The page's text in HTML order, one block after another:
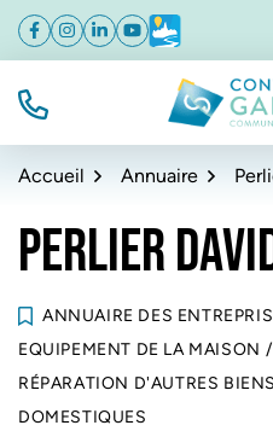
Aller
navigation
Aller
au
Aller
au
de
Facebook
(ouverture dans un nouvel
Instagram
(ouverture dans un nouvel
Linkedin
(ouverture dans un
YouTube
(ouverture dans
Météo
(ouverture
TÉL.
Accueil Annuaire
PERLIER
ANNUAIRE DES
EQUIPEMENT DE LA MAISON /
RÉPARATION D'AUTRES
DOMESTIQUES